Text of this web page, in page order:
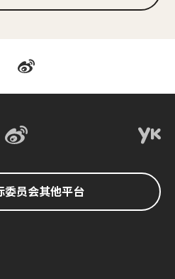
委员会其他平台